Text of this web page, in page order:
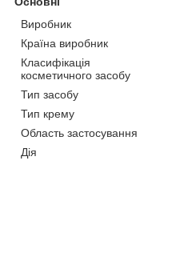
Виробник
Країна виробник
Класифікація
косметичного засобу
Тип засобу
Тип крему
Область застосування
Дія